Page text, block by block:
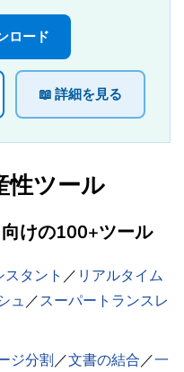
ロード
📖 詳細を見る
性ツール
けの100+ツール
タント ／ リアルタイム
ュ ／スーパートランスレ
ジ分割／文書の結合 ／一